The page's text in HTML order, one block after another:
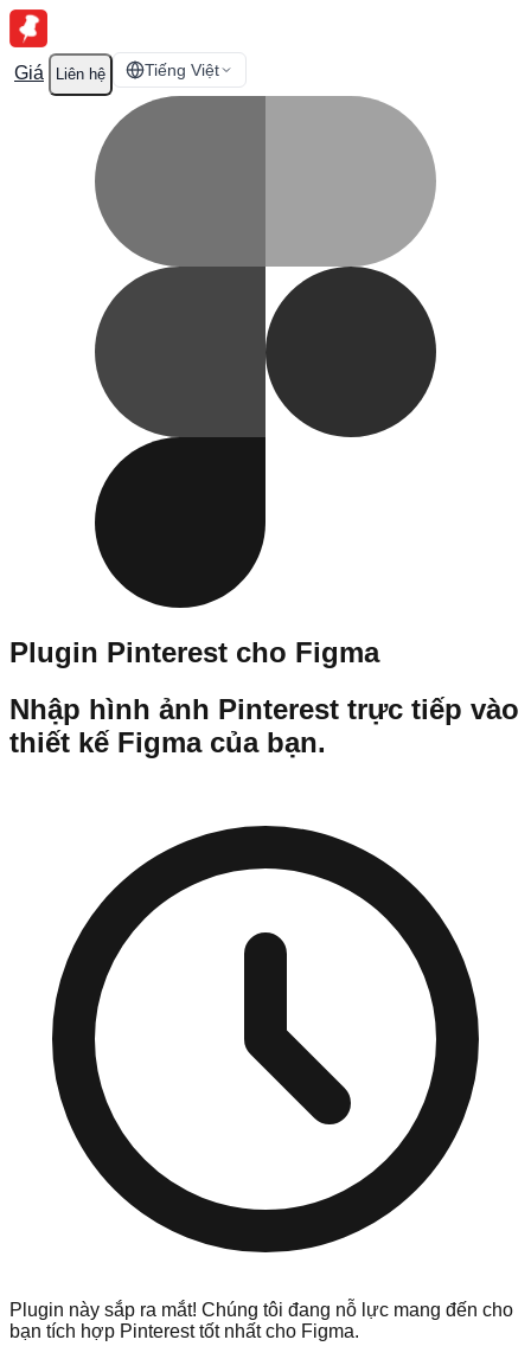
Giá Liên hệ Tiếng Việt
Plugin Pinterest cho Figma
Nhập hình ảnh Pinterest trực tiếp vào
thiết kế Figma của bạn.
Plugin này sắp ra mắt! Chúng tôi đang nỗ lực mang đến cho
bạn tích hợp Pinterest tốt nhất cho Figma.